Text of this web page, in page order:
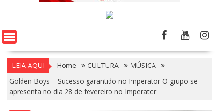
LEIA AQUI Home CULTURA
MÚSICA
Golden Boys – Sucesso garantido no Imperator O grupo se
apresenta no dia 28 de fevereiro no Imperator